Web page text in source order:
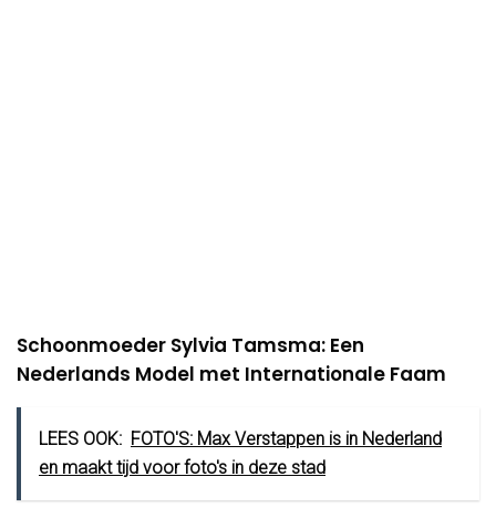
Schoonmoeder Sylvia Tamsma: Een
Nederlands Model met Internationale Faam
LEES OOK: FOTO'S: Max Verstappen is in Nederland
en maakt tijd voor foto's in deze stad